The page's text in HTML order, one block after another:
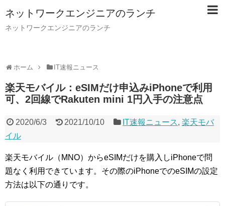
ネットワークエンジニアのランチ
ネットワークエンジニアのランチ
ホーム IT速報ニュース
楽天モバイル：eSIMだけ申込みiPhoneで利用
可、2回線でRakuten mini 1円入手の注意点
2020/6/3 2021/10/10 IT速報ニュース,楽天モバ
イル
楽天モバイル（MNO）からeSIMだけを購入しiPhoneで問
題なく利用できています。その際のiPhoneでのeSIMの設定
方法は以下の通りです。